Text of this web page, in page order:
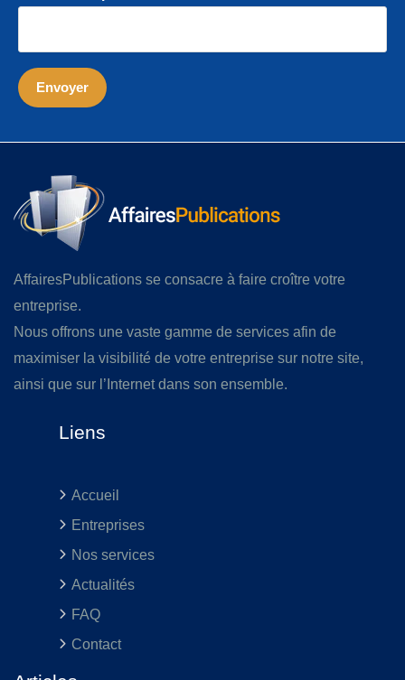
AffairesPublications se consacre à faire croître votre
entreprise.
Nous offrons une vaste gamme de services afin de
maximiser la visibilité de votre entreprise sur notre site,
ainsi que sur l’Internet dans son ensemble.
Liens
Accueil
Entreprises
Nos services
Actualités
FAQ
Contact